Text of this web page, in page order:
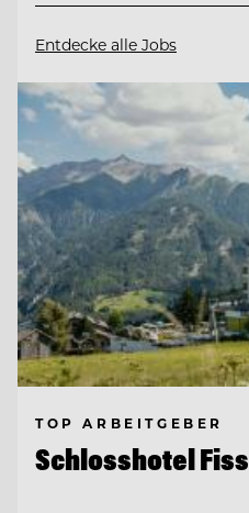
Entdecke alle Jobs
TOP ARBEITGEBER
Schlosshotel Fiss